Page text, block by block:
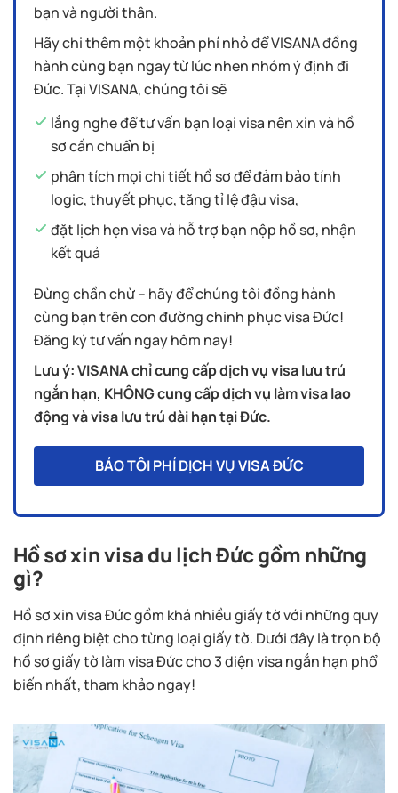
bạn và người thân.
Hãy chi thêm một khoản phí nhỏ để VISANA đồng
hành cùng bạn ngay từ lúc nhen nhóm ý định đi
Đức. Tại VISANA, chúng tôi sẽ
lắng nghe để tư vấn bạn loại visa nên xin và hồ
sơ cần chuẩn bị
phân tích mọi chi tiết hồ sơ để đảm bảo tính
logic, thuyết phục, tăng tỉ lệ đậu visa,
đặt lịch hẹn visa và hỗ trợ bạn nộp hồ sơ, nhận
kết quả
Đừng chần chừ – hãy để chúng tôi đồng hành
cùng bạn trên con đường chinh phục visa Đức!
Đăng ký tư vấn ngay hôm nay!
Lưu ý: VISANA chỉ cung cấp dịch vụ visa lưu trú
ngắn hạn, KHÔNG cung cấp dịch vụ làm visa lao
động và visa lưu trú dài hạn tại Đức.
BÁO TÔI PHÍ DỊCH VỤ VISA ĐỨC
Hồ sơ xin visa du lịch Đức gồm những
gì?
Hồ sơ xin visa Đức gồm khá nhiều giấy tờ với những quy
định riêng biệt cho từng loại giấy tờ. Dưới đây là trọn bộ
hồ sơ giấy tờ làm visa Đức cho 3 diện visa ngắn hạn phổ
biến nhất, tham khảo ngay!